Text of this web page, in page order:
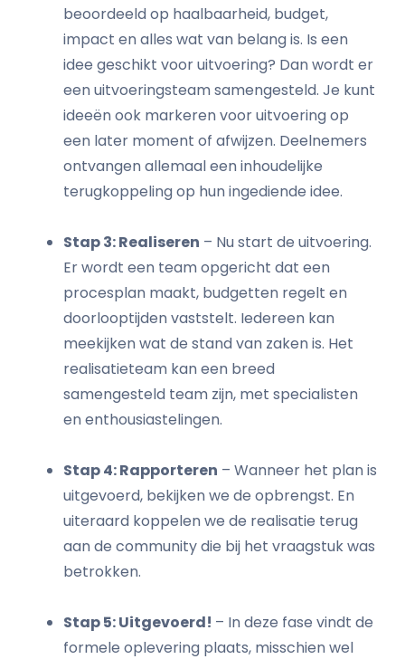
beoordeeld op haalbaarheid, budget,
impact en alles wat van belang is. Is een
idee geschikt voor uitvoering? Dan wordt er
een uitvoeringsteam samengesteld. Je kunt
ideeën ook markeren voor uitvoering op
een later moment of afwijzen. Deelnemers
ontvangen allemaal een inhoudelijke
terugkoppeling op hun ingediende idee.
Stap 3: Realiseren – Nu start de uitvoering.
Er wordt een team opgericht dat een
procesplan maakt, budgetten regelt en
doorlooptijden vaststelt. Iedereen kan
meekijken wat de stand van zaken is. Het
realisatieteam kan een breed
samengesteld team zijn, met specialisten
en enthousiastelingen.
Stap 4: Rapporteren – Wanneer het plan is
uitgevoerd, bekijken we de opbrengst. En
uiteraard koppelen we de realisatie terug
aan de community die bij het vraagstuk was
betrokken.
Stap 5: Uitgevoerd! – In deze fase vindt de
formele oplevering plaats, misschien wel